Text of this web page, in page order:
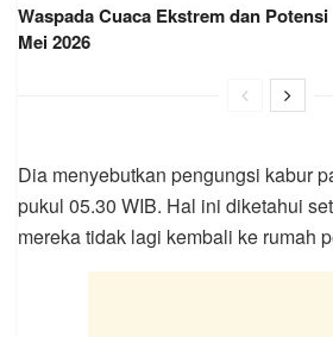
Waspada Cuaca Ekstrem dan
Mei 2026
Dia menyebutkan pengungsi kabur
pukul 05.30 WIB. Hal ini diketahui
mereka tidak lagi kembali ke rumah